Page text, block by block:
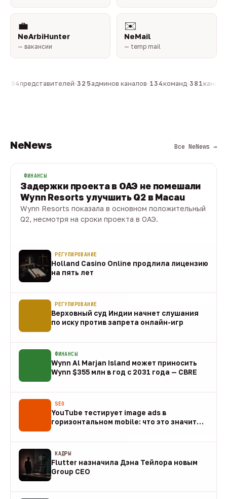
💼
NeArbiHunter
— вакансии
✉️
NeMail
— temp mail
804представителей·325 админов каналов·134команд·381каналов
NeNews Все NeNews →
ФИНАНСЫ
Задержки проекта в ОАЭ не помешали
Wynn Resorts улучшить Q2 в Macau
Wynn Resorts показала в основном положительный
Q2, несмотря на сроки проекта в ОАЭ.
РЕГУЛИРОВАНИЕ
Holland Casino Online продлила лицензию
на пять лет
РЕГУЛИРОВАНИЕ
Верховный суд Индии начнет слушания
по иску против запрета онлайн-игр
ФИНАНСЫ
Wynn Al Marjan Island может приносить
Wynn $355 млн в год с 2031 года — CBRE
SEO
YouTube тестирует image ads в
горизонтальном mobile: что это значит
КАДРЫ
Flutter назначила Дэна Тейлора новым
Group CEO